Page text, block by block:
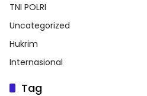
TNI POLRI
Uncategorized
Hukrim
Internasional
Tag